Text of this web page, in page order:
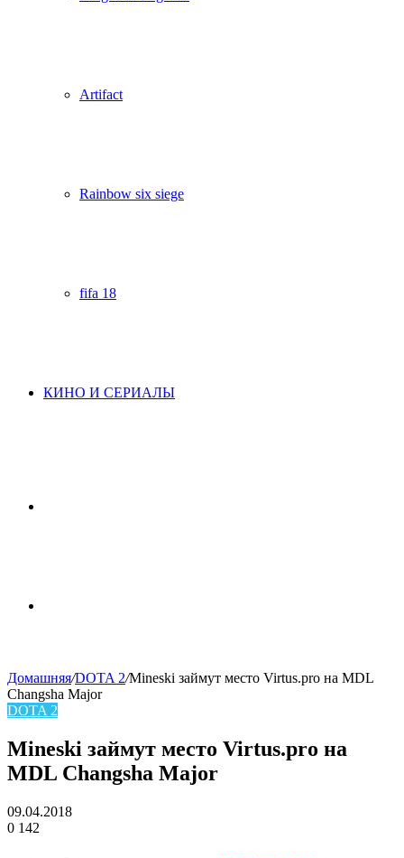
Artifact
Rainbow six siege
fifa 18
КИНО И СЕРИАЛЫ
skin
Домашняя/DOTA 2/Mineski займут место Virtus.pro на MDL
Changsha Major
DOTA 2
Mineski займут место Virtus.pro на
MDL Changsha Major
09.04.2018
0 142